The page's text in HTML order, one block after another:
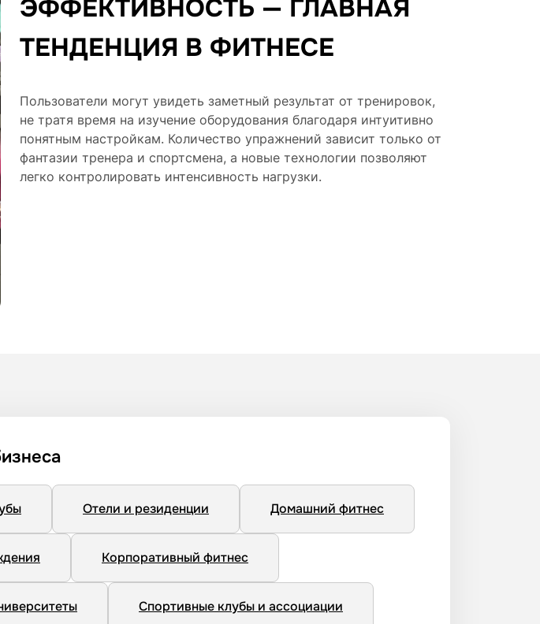
ЭФФЕКТИВНОСТЬ — ГЛАВНАЯ
ТЕНДЕНЦИЯ В ФИТНЕСЕ
Пользователи могут увидеть заметный результат от тренировок,
не тратя время на изучение оборудования благодаря интуитивно
понятным настройкам. Количество упражнений зависит только от
фантазии тренера и спортсмена, а новые технологии позволяют
легко контролировать интенсивность нагрузки.
Отели и резиденции Домашний фитнес
Корпоративный фитнес
Спортивные клубы и ассоциации